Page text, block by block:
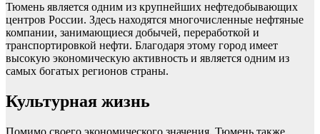
Тюмень является одним из крупнейших нефтедобывающих
центров России. Здесь находятся многочисленные нефтяные
компании, занимающиеся добычей, переработкой и
транспортировкой нефти. Благодаря этому город имеет
высокую экономическую активность и является одним из
самых богатых регионов страны.
Культурная жизнь
Помимо своего экономического значения, Тюмень также